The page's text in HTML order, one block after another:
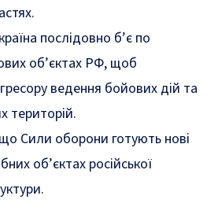
послідовно б’є по
об’єктах РФ, щоб
ведення бойових дій та
територій.
Сили оборони готують нові
об’єктах російської